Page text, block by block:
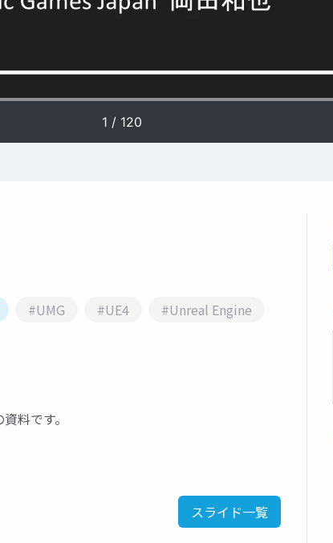
#UMG #UE4
#Unreal Engine
料です。
スライド一覧